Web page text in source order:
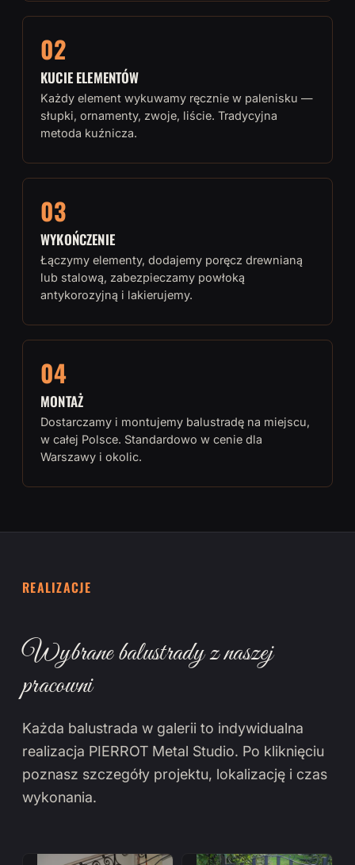
02
KUCIE ELEMENTÓW
Każdy element wykuwamy ręcznie w palenisku —
słupki, ornamenty, zwoje, liście. Tradycyjna
metoda kuźnicza.
03
WYKOŃCZENIE
Łączymy elementy, dodajemy poręcz drewnianą
lub stalową, zabezpieczamy powłoką
antykorozyjną i lakierujemy.
04
MONTAŻ
Dostarczamy i montujemy balustradę na miejscu,
w całej Polsce. Standardowo w cenie dla
Warszawy i okolic.
REALIZACJE
Wybrane balustrady z naszej
pracowni
Każda balustrada w galerii to indywidualna
realizacja PIERROT Metal Studio. Po kliknięciu
poznasz szczegóły projektu, lokalizację i czas
wykonania.